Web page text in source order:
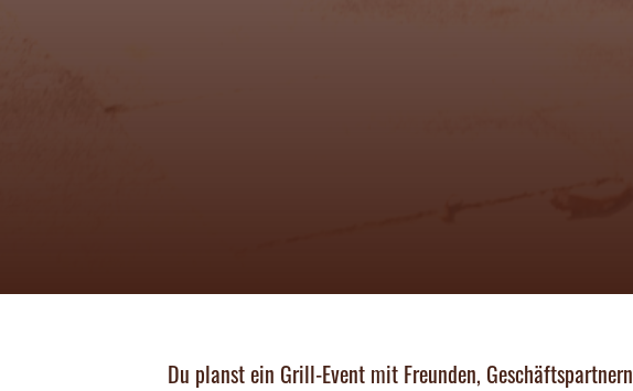
Du planst ein Grill-Event mit Freunden, Geschäftspartnern